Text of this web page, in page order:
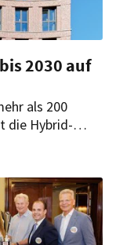
2030 auf
als 200
die Hybrid-
von 36 auf 50